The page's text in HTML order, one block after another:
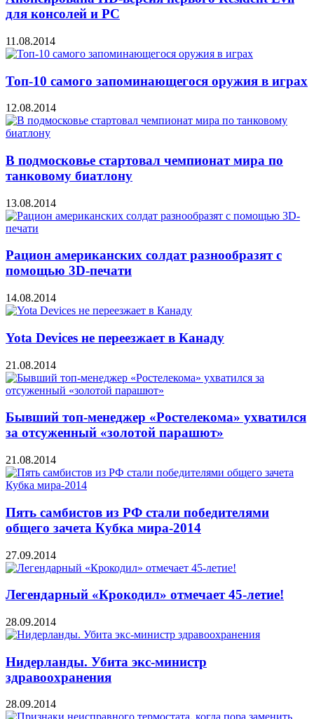
для консолей и PC
11.08.2014
Топ-10 самого запоминающегося оружия в играх
12.08.2014
В подмосковье стартовал чемпионат мира по
танковому биатлону
13.08.2014
Рацион американских солдат разнообразят с
помощью 3D-печати
14.08.2014
Yota Devices не переезжает в Канаду
21.08.2014
Бывший топ-менеджер «Ростелекома» ухватился
за отсуженный «золотой парашют»
21.08.2014
Пять самбистов из РФ стали победителями
общего зачета Кубка мира-2014
27.09.2014
Легендарный «Крокодил» отмечает 45-летие!
28.09.2014
Нидерланды. Убита экс-министр
здравоохранения
28.09.2014